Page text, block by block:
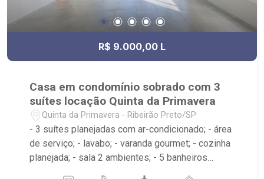
R$ 9.000,00 L
Casa em condomínio sobrado com 3
suítes locação Quinta da Primavera
Quinta da Primavera - Ribeirão Preto/SP
- 3 suítes planejadas com ar-condicionado; - área
de serviço; - lavabo; - varanda gourmet; - cozinha
planejada; - sala 2 ambientes; - 5 banheiros